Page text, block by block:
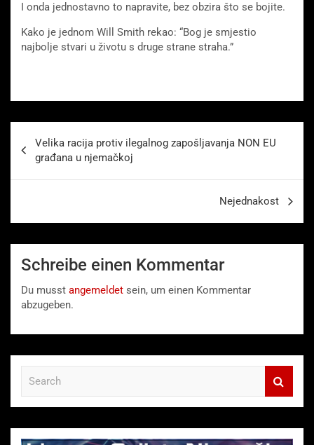
I onda jednostavno to napravite, bez obzira što se bojite.
Kako je jednom Will Smith rekao: “Bog je smjestio
najbolje stvari u životu s druge strane straha.”
Velika racija protiv ilegalnog zapošljavanja NON EU
građana u njemačkoj
Nejednakost
Schreibe einen Kommentar
Du musst angemeldet sein, um einen Kommentar
abzugeben.
c